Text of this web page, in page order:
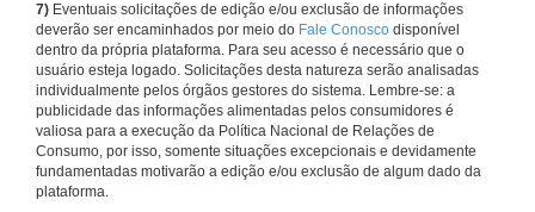
7) Eventuais solicitações de edição e/ou exclusão de informações
deverão ser encaminhados por meio do Fale Conosco disponível
dentro da própria plataforma. Para seu acesso é necessário que o
usuário esteja logado. Solicitações desta natureza serão analisadas
individualmente pelos órgãos gestores do sistema. Lembre-se: a
publicidade das informações alimentadas pelos consumidores é
valiosa para a execução da Política Nacional de Relações de
Consumo, por isso, somente situações excepcionais e devidamente
fundamentadas motivarão a edição e/ou exclusão de algum dado da
plataforma.